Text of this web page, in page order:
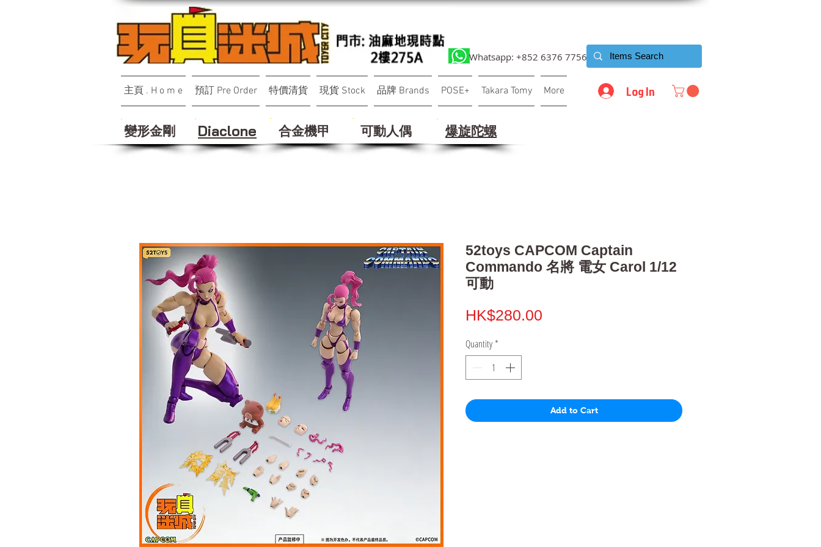
Whatsapp: +852 6376 7756
主頁 . H o m e 預訂 Pre Order 特價清貨 現貨 Stock 品牌 Brands POSE+ Takara Tomy More Log In
變形金剛 Diaclone 合金機甲 可動人偶 ​爆旋陀螺
52toys CAPCOM Captain
Commando 名將 電女 Carol 1/12
可動
HK$280.00
Quantity *
Add to Cart